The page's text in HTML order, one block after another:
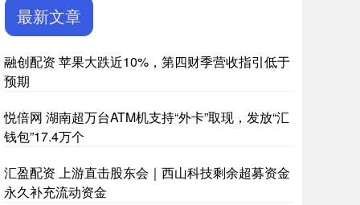
最新文章
融创配资 苹果大跌近10%，第四财季营收指引低于
预期
悦倍网 湖南超万台ATM机支持“外卡”取现，发放“汇
钱包”17.4万个
汇盈配资 上游直击股东会｜西山科技剩余超募资金
永久补充流动资金